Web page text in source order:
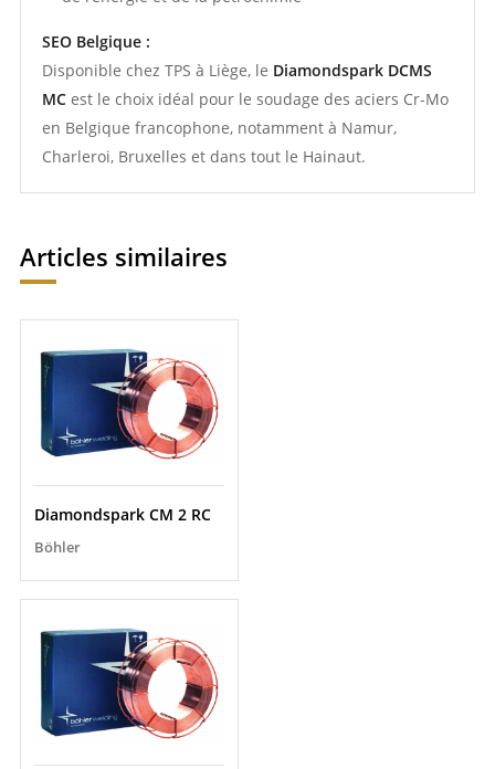
SEO Belgique :
Disponible chez TPS à Liège, le Diamondspark DCMS
MCest le choix idéal pour le soudage des aciers Cr-Mo
en Belgique francophone, notamment à Namur,
Charleroi, Bruxelles et dans tout le Hainaut.
Articles similaires
Diamondspark CM 2 RC
Böhler